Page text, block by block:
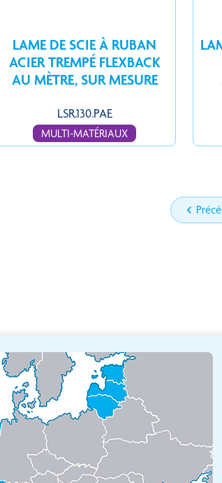
LAME DE SCIE À RUBAN
ACIER TREMPÉ FLEXBACK
AU MÈTRE, SUR MESURE
LSR.130.PAE
MULTI-MATÉRIAUX
